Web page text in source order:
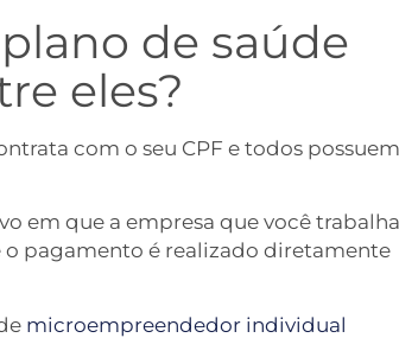
de saúde
eles?
com o seu CPF e todos possuem
em que a empresa que você trabalha
o pagamento é realizado diretamente
microempreendedor individual